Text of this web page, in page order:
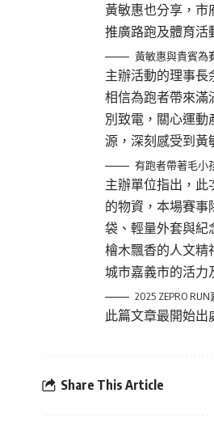
黃敏惠也分享，市
推廣路跑及體育活
黃敏惠與貴賓為
主辦活動的理事長
相信為跑者帶來滿
別致電，關心運動
源，深刻感受到黃
有跑者帶著毛小
主辦單位指出，此
的物資，本場賽
袋、輕量外套與紀
檜木飄香的人文精
城市嘉義市的活力
2025 ZEPRO
此篇文章最開始出
Share This Article